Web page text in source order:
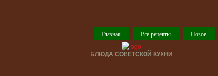
Главная Все рецепты Новое
БЛЮДА СОВЕТСКОЙ КУХНИ